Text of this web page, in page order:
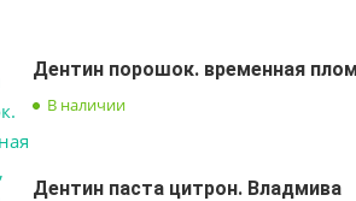
Дентин порошок. временная
В наличии
Дентин паста цитрон. Владмива